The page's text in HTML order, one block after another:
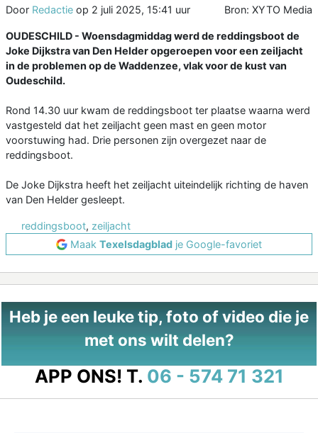
Door Redactie op 2 juli 2025, 15:41 uur Bron: XYTO Media
OUDESCHILD - Woensdagmiddag werd de reddingsboot de
Joke Dijkstra van Den Helder opgeroepen voor een zeiljacht
in de problemen op de Waddenzee, vlak voor de kust van
Oudeschild.
Rond 14.30 uur kwam de reddingsboot ter plaatse waarna werd
vastgesteld dat het zeiljacht geen mast en geen motor
voorstuwing had. Drie personen zijn overgezet naar de
reddingsboot.
De Joke Dijkstra heeft het zeiljacht uiteindelijk richting de haven
van Den Helder gesleept.
reddingsboot, zeiljacht
Maak Texelsdagblad je Google-favoriet
Heb je een leuke tip, foto of video die je
met ons wilt delen?
APP ONS! T. 06 - 574 71 321